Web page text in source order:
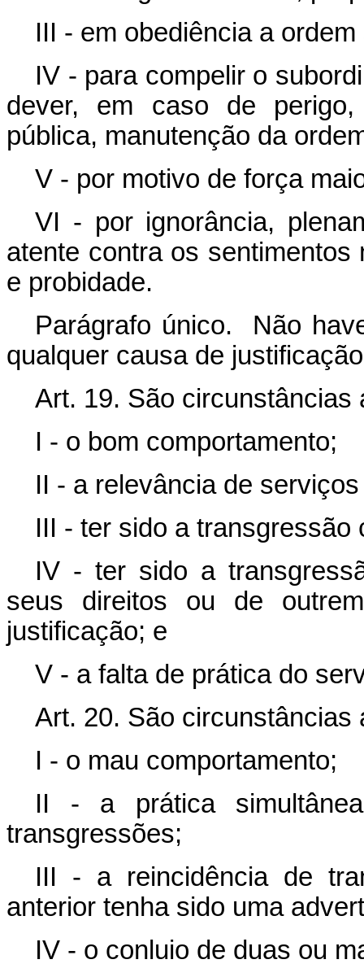
III - em obediência a
IV - para compelir o
dever, em caso de perigo,
pública, manutenção da
V - por motivo de força
VI - por ignorância,
atente contra os sentimentos
e probidade.
Parágrafo único. Não
qualquer causa de
Art. 19. São circunstâncias
I - o bom comportamento;
II - a relevância de
III - ter sido a
IV - ter sido a
seus direitos ou de
justificação; e
V - a falta de prática do
Art. 20. São circunstâncias
I - o mau comportamento;
II - a prática
transgressões;
III - a reincidência de
anterior tenha sido uma
IV - o conluio de duas ou